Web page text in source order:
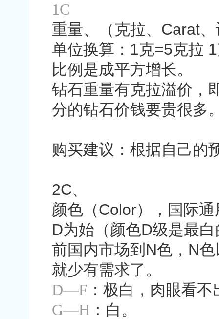
1C
重量、（克拉、 Carat、
单位换算： 1克=5克拉 1
比例是成平方增长。
钻石重量有克拉溢价，
分的钻石价钱要贵很多
购买建议：根据自己的
2C、
颜色（Color），国际
D为始（颜色D级是最
前国内市场到 N色， N色
就少有需求了。
D—F ：极白，肉眼看
G—H ：白。